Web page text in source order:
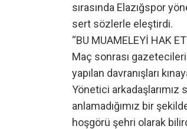
sırasında Elazığspor
sert sözlerle eleştirdi.
“BU MUAMELEYİ HAK
Maç sonrası
yapılan davranışları
Yönetici arkadaşlarımız
anlamadığımız bir
hoşgörü şehri olarak